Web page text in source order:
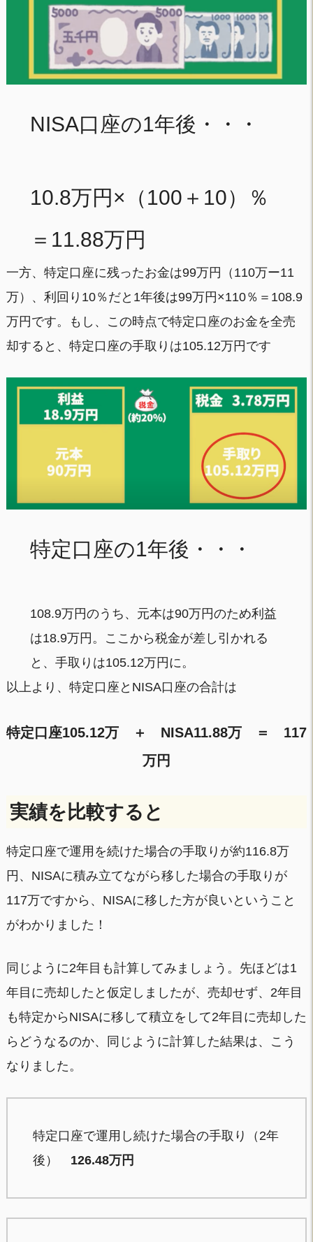
NISA口座の1年後・・・
10.8万円×（100＋10）％
＝11.88万円
一方、特定口座に残ったお金は99万円（110万ー11
万）、利回り10％だと1年後は99万円×110％＝108.9
万円です。もし、この時点で特定口座のお金を全売
却すると、特定口座の手取りは105.12万円です
特定口座の1年後・・・
108.9万円のうち、元本は90万円のため利益
は18.9万円。ここから税金が差し引かれる
と、手取りは105.12万円に。
以上より、特定口座とNISA口座の合計は
特定口座105.12万 ＋ NISA11.88万 ＝ 117
万円
実績を比較すると
特定口座で運用を続けた場合の手取りが約116.8万
円、NISAに積み立てながら移した場合の手取りが
117万ですから、NISAに移した方が良いということ
がわかりました！
同じように2年目も計算してみましょう。先ほどは1
年目に売却したと仮定しましたが、売却せず、2年目
も特定からNISAに移して積立をして2年目に売却した
らどうなるのか、同じように計算した結果は、こう
なりました。
特定口座で運用し続けた場合の手取り（2年
後） 126.48万円